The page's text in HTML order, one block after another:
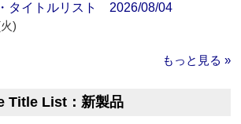
タイトルリスト 2026/08/04
)
もっと見る »
Title List：新製品